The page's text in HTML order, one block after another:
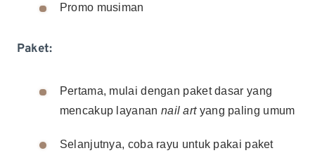
Promo musiman
Paket:
Pertama, mulai dengan paket dasar yang
mencakup layanan nail art yang paling umum
Selanjutnya, coba rayu untuk pakai paket